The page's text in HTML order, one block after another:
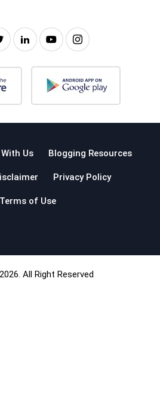
Us Blogging Resources
Privacy Policy
Terms of Use
All Right Reserved